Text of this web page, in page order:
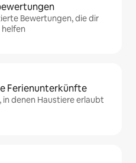
Bewertungen, die dir
Ferienunterkünfte
in denen Haustiere erlaubt